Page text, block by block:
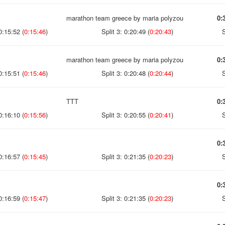
marathon team greece by maria polyzou
(0:15:46) Split 3: 0:20:49 (0:20:43)
marathon team greece by maria polyzou
(0:15:46) Split 3: 0:20:48 (0:20:44)
TTT
(0:15:56) Split 3: 0:20:55 (0:20:41)
(0:15:45) Split 3: 0:21:35 (0:20:23)
(0:15:47) Split 3: 0:21:35 (0:20:23)